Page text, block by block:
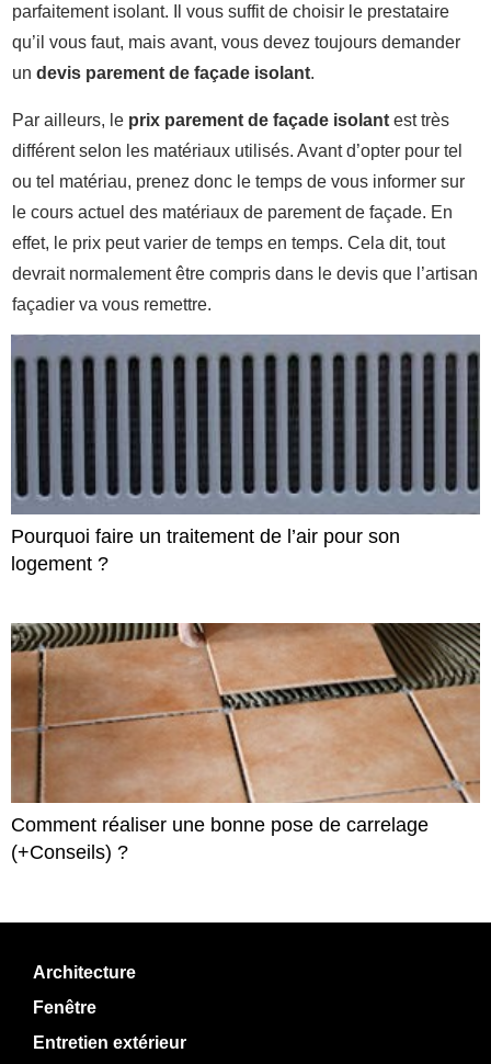
parfaitement isolant. Il vous suffit de choisir le prestataire
qu’il vous faut, mais avant, vous devez toujours demander
un devis parement de façade isolant.
Par ailleurs, le prix parement de façade isolant est très
différent selon les matériaux utilisés. Avant d’opter pour tel
ou tel matériau, prenez donc le temps de vous informer sur
le cours actuel des matériaux de parement de façade. En
effet, le prix peut varier de temps en temps. Cela dit, tout
devrait normalement être compris dans le devis que l’artisan
façadier va vous remettre.
Pourquoi faire un traitement de l’air pour son
logement ?
Comment réaliser une bonne pose de carrelage
(+Conseils) ?
Architecture
Fenêtre
Entretien extérieur